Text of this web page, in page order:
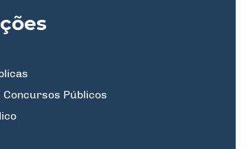
Concursos Públicos